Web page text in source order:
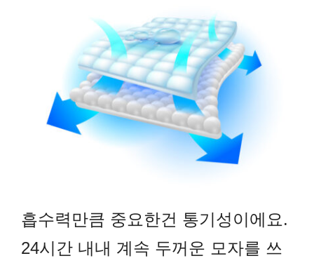
흡수력만큼 중요한건 통기성이에요.
24시간 내내 계속 두꺼운 모자를 쓰